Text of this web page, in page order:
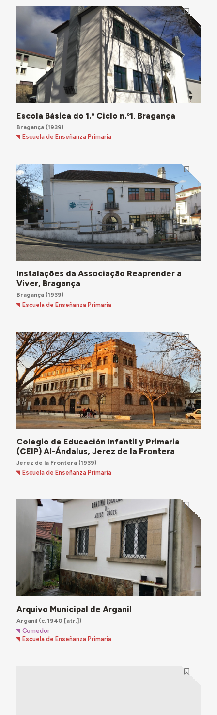
Escola Básica do 1.º Ciclo n.º1, Bragança
Bragança(1939)
Escuela de Enseñanza Primaria
Instalações da Associação Reaprender a
Viver, Bragança
Bragança(1939)
Escuela de Enseñanza Primaria
Colegio de Educación Infantil y Primaria
(CEIP) Al-Ándalus, Jerez de la Frontera
Jerez de la Frontera(1939)
Escuela de Enseñanza Primaria
Arquivo Municipal de Arganil
Arganil(c. 1940 [atr.])
Comedor
Escuela de Enseñanza Primaria